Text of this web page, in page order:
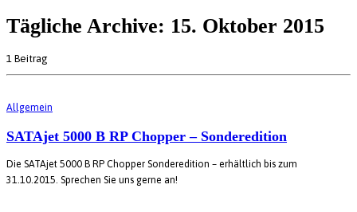
Tägliche Archive: 15. Oktober 2015
1 Beitrag
Allgemein
SATAjet 5000 B RP Chopper – Sonderedition
Die SATAjet 5000 B RP Chopper Sonderedition – erhältlich bis zum
31.10.2015. Sprechen Sie uns gerne an!